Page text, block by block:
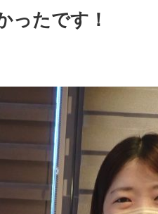
ったです！